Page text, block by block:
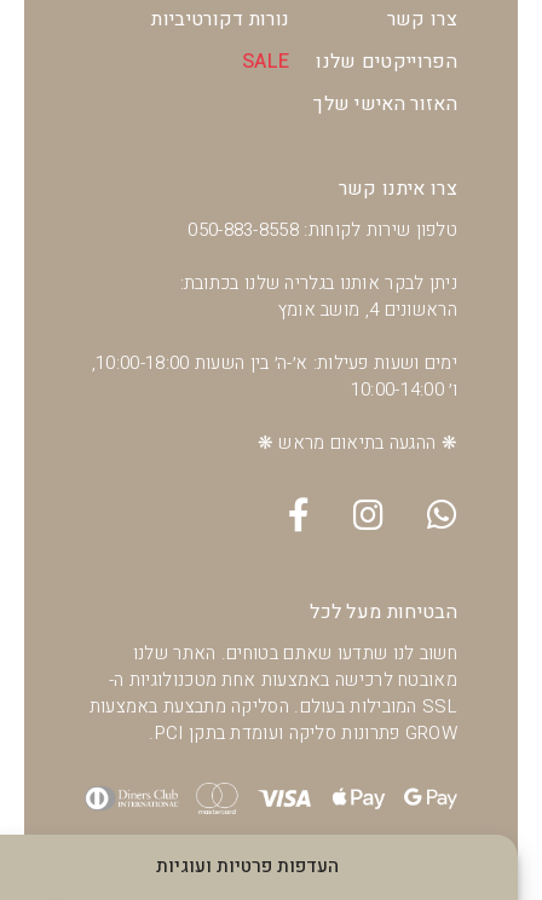
העדפות פרטיות ועוגיות
צרו קשר
הפרוייקטים שלנו
האזור האישי שלך
נורות דקורטיביות
SALE
צרו איתנו קשר
טלפון שירות לקוחות: 050-883-8558
ניתן לבקר אותנו בגלריה שלנו בכתובת:
הראשונים 4, מושב אומץ
ימים ושעות פעילות: א׳-ה׳ בין השעות 10:00-18:00,
ו׳ 10:00-14:00
❋ ההגעה בתיאום מראש ❋
הבטיחות מעל לכל
חשוב לנו שתדעו שאתם בטוחים. האתר שלנו
מאובטח לרכישה באמצעות אחת מטכנולוגיות ה-
SSL המובילות בעולם. הסליקה מתבצעת באמצעות
GROW פתרונות סליקה ועומדת בתקן PCI.